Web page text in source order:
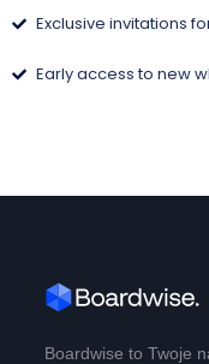
Exclusive invitations
Early access to new
Boardwise to Twoje